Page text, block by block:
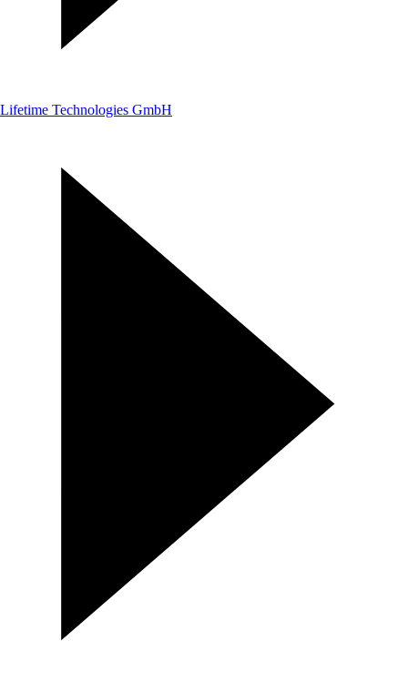
Lifetime Technologies GmbH